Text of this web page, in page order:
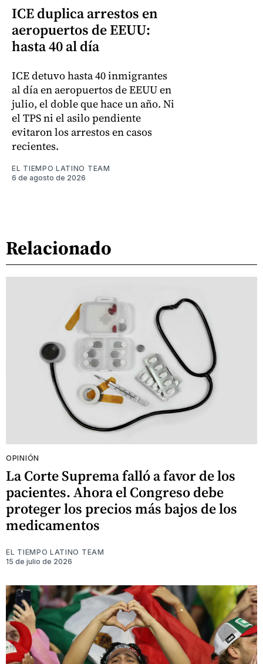
ICE duplica arrestos en
aeropuertos de EEUU:
hasta 40 al día
ICE detuvo hasta 40 inmigrantes
al día en aeropuertos de EEUU en
julio, el doble que hace un año. Ni
el TPS ni el asilo pendiente
evitaron los arrestos en casos
recientes.
EL TIEMPO LATINO TEAM
6 de agosto de 2026
Relacionado
OPINIÓN
La Corte Suprema falló a favor de los
pacientes. Ahora el Congreso debe
proteger los precios más bajos de los
medicamentos
EL TIEMPO LATINO TEAM
15 de julio de 2026